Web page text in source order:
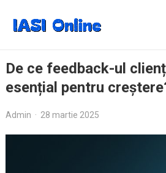
De ce feedback-ul
esențial pentru
Admin · 28 martie 2025